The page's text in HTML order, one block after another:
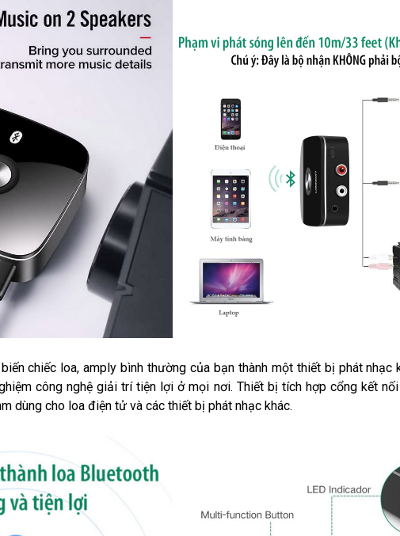
chiếc loa, amply bình thường của bạn thành một thiết bị phát
công nghệ giải trí tiện lợi ở mọi nơi. Thiết bị tích hợp cổng kết
dùng cho loa điện tử và các thiết bị phát nhạc khác.